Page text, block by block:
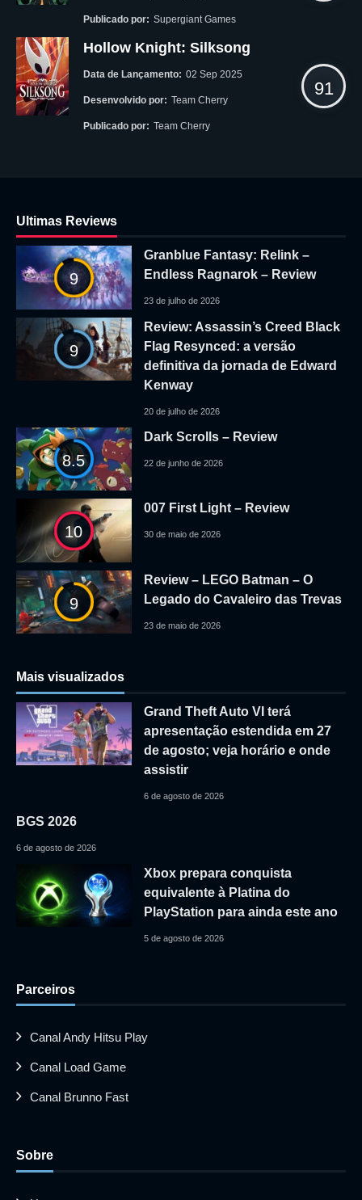
Publicado por: Supergiant Games
Hollow Knight: Silksong
Data de Lançamento: 02 Sep 2025
Desenvolvido por: Team Cherry
Publicado por: Team Cherry
91
Ultimas Reviews
9
Granblue Fantasy: Relink –
Endless Ragnarok – Review
23 de julho de 2026
9
Review: Assassin’s Creed Black
Flag Resynced: a versão
definitiva da jornada de Edward
Kenway
20 de julho de 2026
8.5
Dark Scrolls – Review
22 de junho de 2026
10
007 First Light – Review
30 de maio de 2026
9
Review – LEGO Batman – O
Legado do Cavaleiro das Trevas
23 de maio de 2026
Mais visualizados
Grand Theft Auto VI terá
apresentação estendida em 27
de agosto; veja horário e onde
assistir
6 de agosto de 2026
BGS 2026
6 de agosto de 2026
Xbox prepara conquista
equivalente à Platina do
PlayStation para ainda este ano
5 de agosto de 2026
Parceiros
Canal Andy Hitsu Play
Canal Load Game
Canal Brunno Fast
Sobre